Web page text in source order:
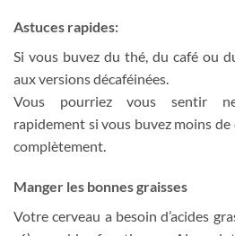
Astuces rapides:
Si vous buvez du thé, du café ou
aux versions décaféinées.
Vous pourriez vous sentir
rapidement si vous buvez moins de
complètement.
Manger les bonnes graisses
Votre cerveau a besoin d’acides